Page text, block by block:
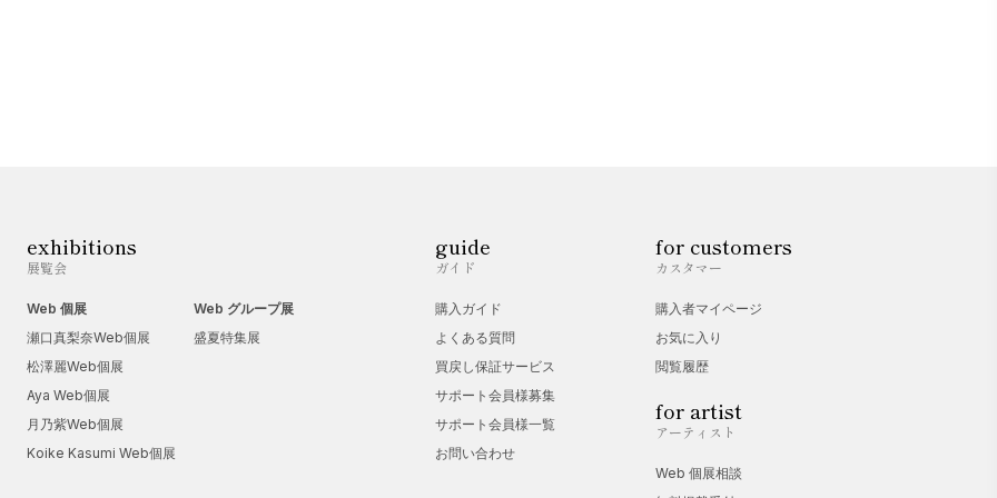
exhibitions
展覧会
Web 個展
瀬口真梨奈Web個展
松澤麗Web個展
Aya Web個展
月乃紫Web個展
Koike Kasumi Web個展
Web グループ展
盛夏特集展
guide
ガイド
購入ガイド
よくある質問
買戻し保証サービス
サポート会員様募集
サポート会員様一覧
お問い合わせ
for customers
カスタマー
購入者マイページ
お気に入り
閲覧履歴
for artist
アーティスト
Web 個展相談